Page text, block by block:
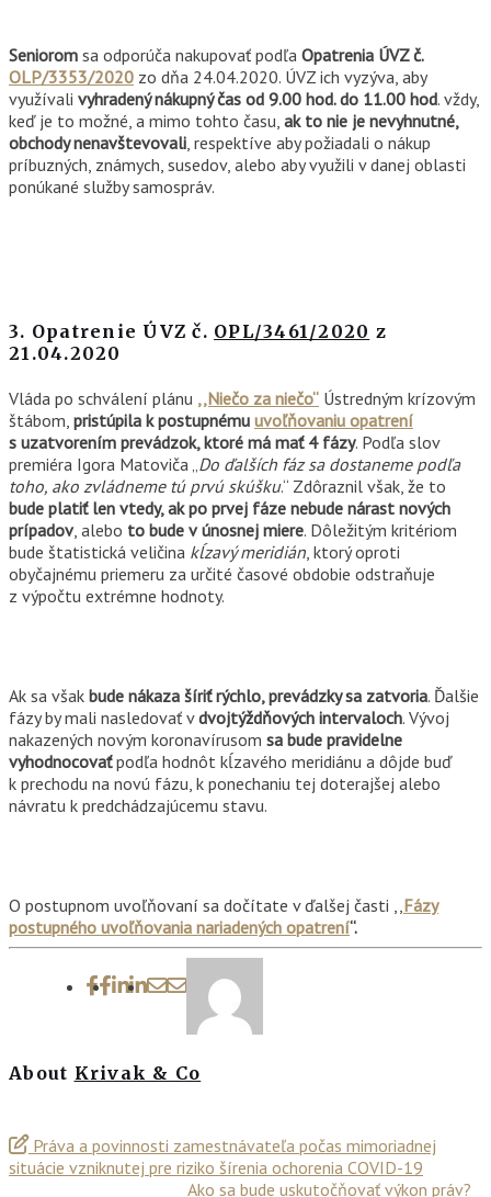
Seniorom sa odporúča nakupovať podľa Opatrenia ÚVZ č.
OLP/3353/2020 zo dňa 24.04.2020. ÚVZ ich vyzýva, aby
využívali vyhradený nákupný čas od 9.00 hod. do 11.00 hod. vždy,
keď je to možné, a mimo tohto času, ak to nie je nevyhnutné,
obchody nenavštevovali, respektíve aby požiadali o nákup
príbuzných, známych, susedov, alebo aby využili v danej oblasti
ponúkané služby samospráv.
3. Opatrenie ÚVZ č. OPL/3461/2020 z
21.04.2020
Vláda po schválení plánu ,,Niečo za niečo“ Ústredným krízovým
štábom, pristúpila k postupnému uvoľňovaniu opatrení
s uzatvorením prevádzok, ktoré má mať 4 fázy. Podľa slov
premiéra Igora Matoviča „Do ďalších fáz sa dostaneme podľa
toho, ako zvládneme tú prvú skúšku.“ Zdôraznil však, že to
bude platiť len vtedy, ak po prvej fáze nebude nárast nových
prípadov, alebo to bude v únosnej miere. Dôležitým kritériom
bude štatistická veličina kĺzavý meridián, ktorý oproti
obyčajnému priemeru za určité časové obdobie odstraňuje
z výpočtu extrémne hodnoty.
Ak sa však bude nákaza šíriť rýchlo, prevádzky sa zatvoria. Ďalšie
fázy by mali nasledovať vdvojtýždňových intervaloch. Vývoj
nakazených novým koronavírusom sa bude pravidelne
vyhodnocovaťpodľa hodnôt kĺzavého meridiánu a dôjde buď
k prechodu na novú fázu, k ponechaniu tej doterajšej alebo
návratu k predchádzajúcemu stavu.
O postupnom uvoľňovaní sa dočítate v ďalšej časti ,,Fázy
postupného uvoľňovania nariadených opatrení“.
About Krivak & Co
Práva a povinnosti zamestnávateľa počas mimoriadnej
situácie vzniknutej pre riziko šírenia ochorenia COVID-19
Ako sa bude uskutočňovať výkon práv?